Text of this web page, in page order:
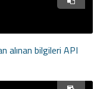
alınan bilgileri API